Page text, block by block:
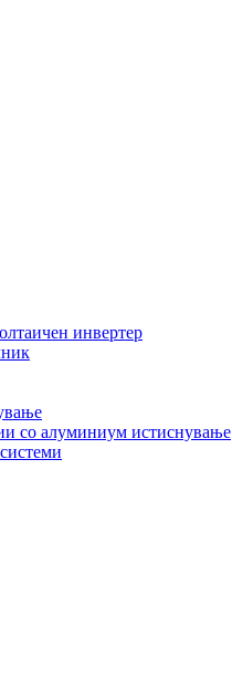
инвертер
со алуминиум истиснување